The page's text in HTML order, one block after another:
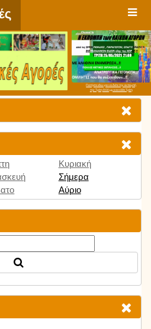
Πατήστε εδώ για να δείτε την εκπομπή
την Τρίτη 9:00 μμ και κάθε Τρίτη
Κυριακή
Σήμερα
Αύριο